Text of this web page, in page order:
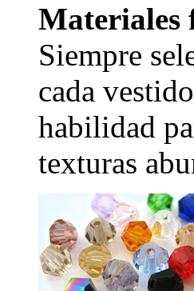
Materiales
Siempre
cada
habilidad
texturas